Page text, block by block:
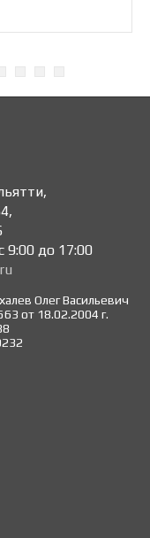
,
,
9:00 до 17:00
Олег Васильевич
от 18.02.2004 г.